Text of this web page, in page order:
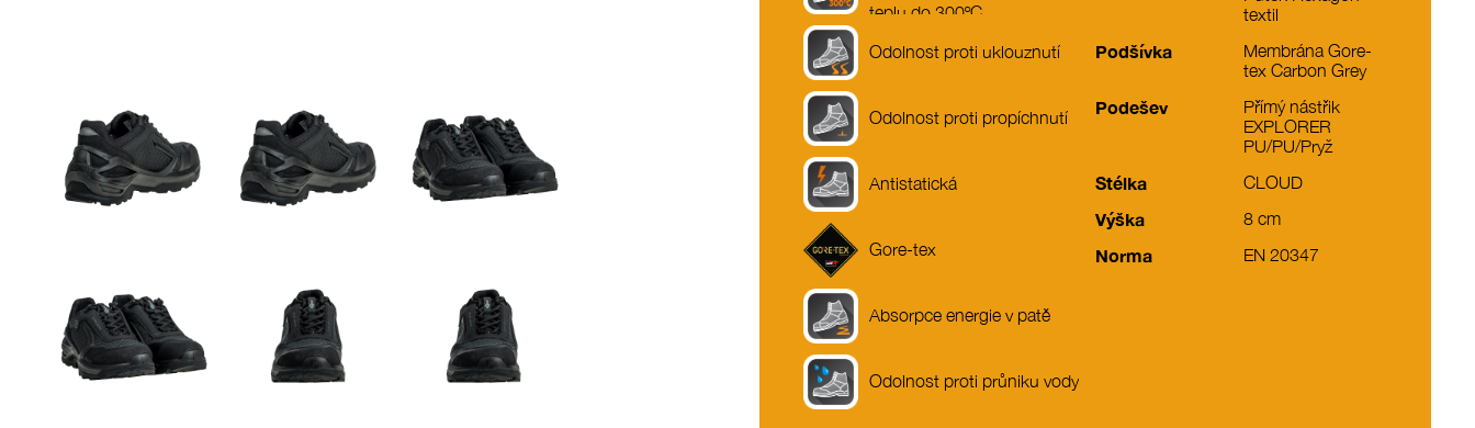
teplu do 300ºC
Odolnost proti uklouznutí
Odolnost proti propíchnutí
Antistatická
Gore-tex
Absorpce energie v patě
Odolnost proti průniku vody
textil
Podšívka
Membrána Gore-
tex Carbon Grey
Podešev
Přímý nástřik
EXPLORER
PU/PU/Pryž
Stélka CLOUD
Výška 8 cm
Norma EN 20347